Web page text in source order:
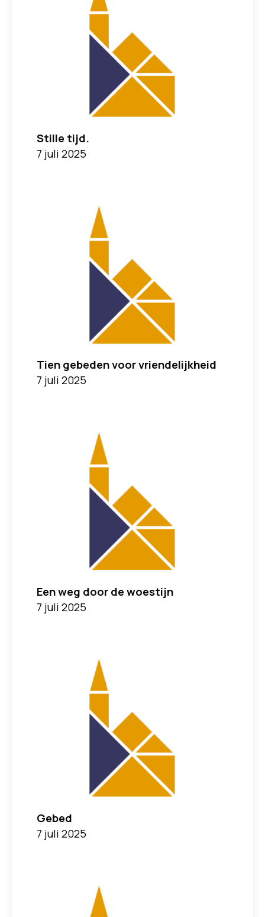
Stille tijd.
7 juli 2025
Tien gebeden voor vriendelijkheid
7 juli 2025
Een weg door de woestijn
7 juli 2025
Gebed
7 juli 2025